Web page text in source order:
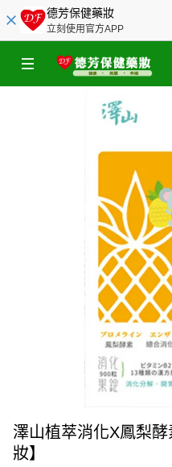
德芳保健藥妝
立刻使用官方APP
澤山植萃消化X鳳梨
妝】